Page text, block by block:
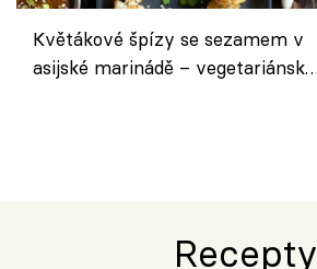
Květákové špízy se sezamem v
asijské marinádě – vegetariánská
Recepty